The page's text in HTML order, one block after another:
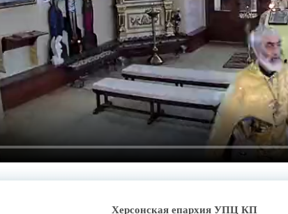
Херсонская епархия УПЦ КП